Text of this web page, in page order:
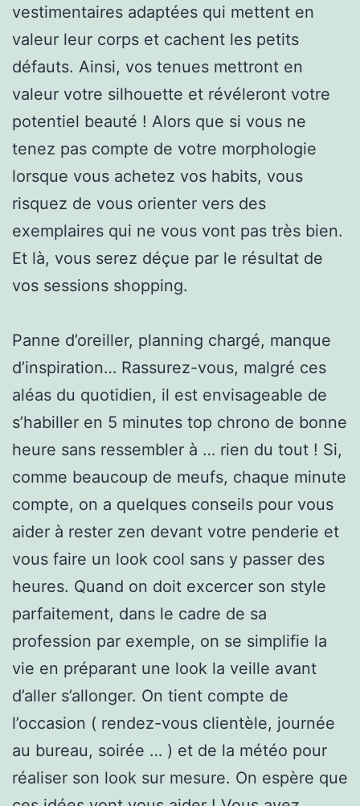
vestimentaires adaptées qui mettent en
valeur leur corps et cachent les petits
défauts. Ainsi, vos tenues mettront en
valeur votre silhouette et révéleront votre
potentiel beauté ! Alors que si vous ne
tenez pas compte de votre morphologie
lorsque vous achetez vos habits, vous
risquez de vous orienter vers des
exemplaires qui ne vous vont pas très bien.
Et là, vous serez déçue par le résultat de
vos sessions shopping.
Panne d’oreiller, planning chargé, manque
d’inspiration… Rassurez-vous, malgré ces
aléas du quotidien, il est envisageable de
s’habiller en 5 minutes top chrono de bonne
heure sans ressembler à … rien du tout ! Si,
comme beaucoup de meufs, chaque minute
compte, on a quelques conseils pour vous
aider à rester zen devant votre penderie et
vous faire un look cool sans y passer des
heures. Quand on doit excercer son style
parfaitement, dans le cadre de sa
profession par exemple, on se simplifie la
vie en préparant une look la veille avant
d’aller s’allonger. On tient compte de
l’occasion ( rendez-vous clientèle, journée
au bureau, soirée … ) et de la météo pour
réaliser son look sur mesure. On espère que